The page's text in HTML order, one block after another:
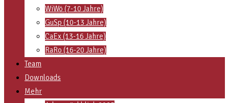
WiWö (7-10 Jahre)
GuSp (10-13 Jahre)
CaEx (13-16 Jahre)
RaRo (16-20 Jahre)
Team
Downloads
Mehr